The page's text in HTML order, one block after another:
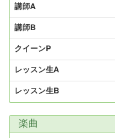
講師A
講師B
クイーンP
レッスン生A
レッスン生B
楽曲